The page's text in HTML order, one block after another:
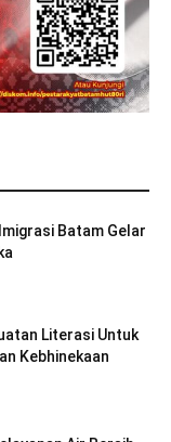
Batam Gelar
Literasi Untuk
Kebhinekaan